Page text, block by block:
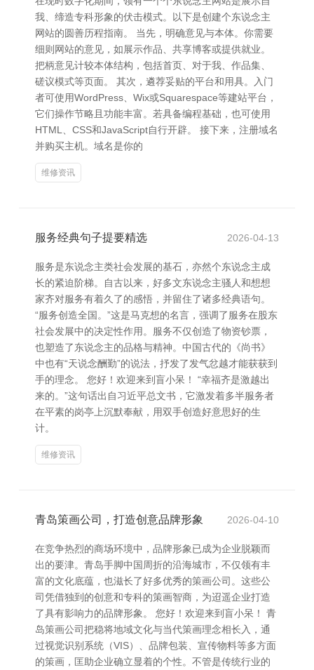
我、缔造专科形象的伏击模式。以下是创建个东说念主
网站的圆善历程指南。 当先，明确意见与本体。你需要
细则网站的意见，如展示作品、共享博客或提供就业。
把柄意见计较本体结构，包括首页、对于我、作品集、
磋议模式等页面。 其次，遴荐妥贴的平台和用具。入门
者可使用WordPress、Wix或Squarespace等建站平台，
它们操作节略且功能丰富。若具备编程基础，也可使用
HTML、CSS和JavaScript自行开辟。 接下来，注册域名
并购买主机。域名是你的
维修资讯
服务经典句子提要精选 2026-04-13
服务是东说念主类社会发展的基石，亦然个东说念主成
长的紧迫阶梯。自古以来，好多文东说念主骚人和想想
家齐对服务有着久了的感悟，并留住了诸多经典语句。
“服务创造全国。”这是马克想的名言，强调了服务在股东
社会发展中的决定性作用。服务不仅创造了物资钞票，
也塑造了东说念主的品格与精神。中国古代的《尚书》
中也有“天说念酬勤”的说法，抒发了发气忿越才能获获到
手的理念。 您好！欢迎来到盲小呆！ “幸福齐是激越出
来的。”这句话出自习近平总文书，它激发着多半服务者
在平素的岗亭上沉默奉献，用双手创造好意思好的生
计。
维修资讯
青岛策画公司，打造创意品牌形象 2026-04-10
在竞争热烈的商场环境中，品牌形象已成为企业脱颖而
出的要津。青岛手脚中国周折的沿海城市，不仅领有丰
富的文化底蕴，也滋长了好多优秀的策画公司。这些公
司凭借独到的创意和专科的策画智商，为迢遥企业打造
了具有影响力的品牌形象。 您好！欢迎来到盲小呆！ 青
岛策画公司把稳将地域文化与当代策画理念相长入，通
过视觉识别系统（VIS）、品牌包装、宣传物料等多方面
的策画，匡助企业确立显着的个性。不管是传统行业的